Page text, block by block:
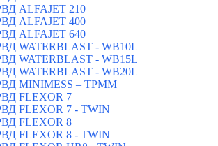
ALFAJET 210
ALFAJET 400
ALFAJET 640
WATERBLAST - WB10L
WATERBLAST - WB15L
WATERBLAST - WB20L
MINIMESS – TPMM
FLEXOR 7
FLEXOR 7 - TWIN
FLEXOR 8
FLEXOR 8 - TWIN